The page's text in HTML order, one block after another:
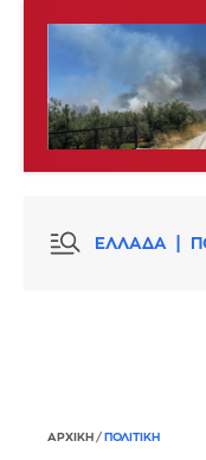
ΕΛΛΑΔΑ
ΑΡΧΙΚΗ / ΠΟΛΙΤΙΚΗ